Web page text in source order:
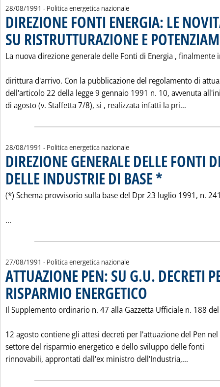
28/08/1991 - Politica energetica nazionale
DIREZIONE FONTI ENERGIA: LE
SU RISTRUTTURAZIONE E
La nuova direzione generale delle Fonti di Energia ‚ finalmente
dirittura d'arrivo. Con la pubblicazione del regolamento di
dell'articolo 22 della legge 9 gennaio 1991 n. 10, avvenuta
di agosto (v. Staffetta 7/8), si ‚ realizzata infatti la pri...
28/08/1991 - Politica energetica nazionale
DIREZIONE GENERALE DELLE FONTI
DELLE INDUSTRIE DI BASE *
(*) Schema provvisorio sulla base del Dpr 23 luglio 1991, n.
...
27/08/1991 - Politica energetica nazionale
ATTUAZIONE PEN: SU G.U. DECRETI
RISPARMIO ENERGETICO
Il Supplemento ordinario n. 47 alla Gazzetta Ufficiale n. 188 del
12 agosto contiene gli attesi decreti per l'attuazione del Pen nel
settore del risparmio energetico e dello sviluppo delle fonti
rinnovabili, approntati dall'ex ministro dell'Industria,...